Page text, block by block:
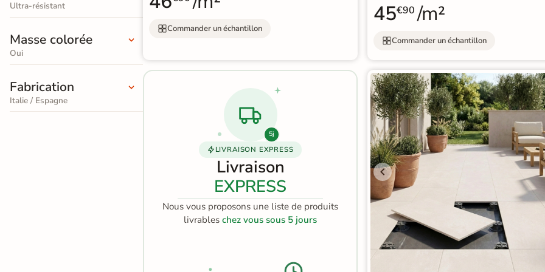
effet
naturelle
effet
béton
sécurisé
Ultra-résistant
Masse colorée
Oui
Fabrication
Italie / Espagne
Commander un échantillon
45€90 /m²
Commander un échantillon
5j
LIVRAISON EXPRESS
Livraison
EXPRESS
Nous vous proposons une liste de produits
livrableschez vous sous 5 jours